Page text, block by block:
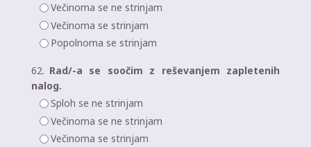
Večinoma se ne strinjam
Večinoma se strinjam
Popolnoma se strinjam
62. Rad/-a se soočim z reševanjem zapletenih
nalog.
Sploh se ne strinjam
Večinoma se ne strinjam
Večinoma se strinjam